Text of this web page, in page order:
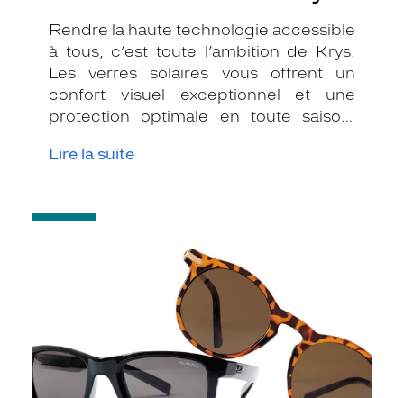
Rendre la haute technologie accessible
à tous, c’est toute l’ambition de Krys.
Les verres solaires vous offrent un
confort visuel exceptionnel et une
protection optimale en toute saison.
originales, formes de verres
Lire la suite
-